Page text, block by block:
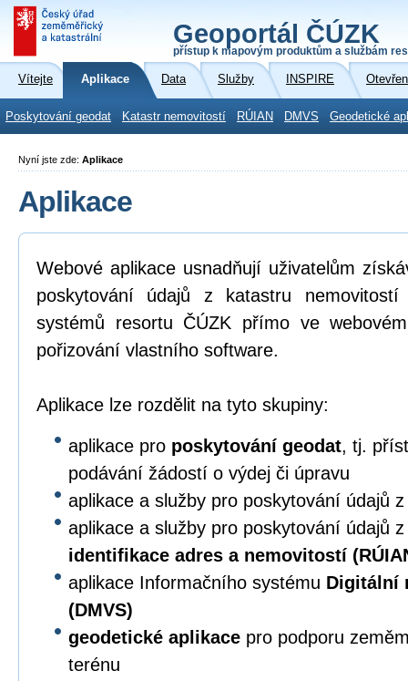
Geoportál ČÚZK
přístup k mapovým produktům a službám
Vítejte Aplikace Data Služby INSPIRE
Poskytování geodat Katastr nemovitostí RÚIAN DMVS Geodetické
Nyní jste zde: Aplikace
Aplikace
Webové aplikace usnadňují uživatelům
poskytování údajů z katastru
systémů resortu ČÚZK přímo ve
pořizování vlastního software.
Aplikace lze rozdělit na tyto skupiny:
aplikace pro poskytování geodat, tj.
podávání žádostí o výdej či úpravu
aplikace a služby pro poskytování údajů
aplikace a služby pro poskytování údajů
identifikace adres a nemovitostí
aplikace Informačního systému Digitální
(DMVS)
geodetické aplikace pro podporu
terénu